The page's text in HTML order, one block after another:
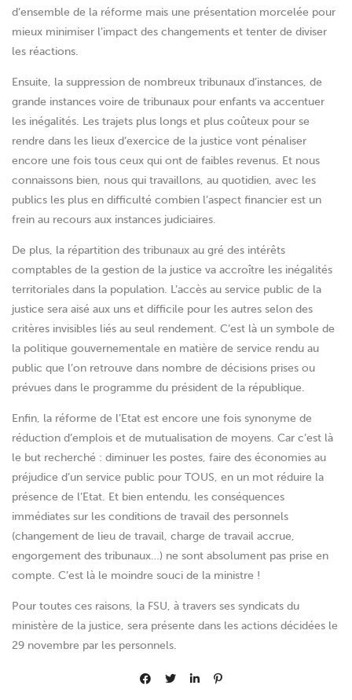
d’ensemble de la réforme mais une présentation morcelée pour
mieux minimiser l’impact des changements et tenter de diviser
les réactions.
Ensuite, la suppression de nombreux tribunaux d’instances, de
grande instances voire de tribunaux pour enfants va accentuer
les inégalités. Les trajets plus longs et plus coûteux pour se
rendre dans les lieux d’exercice de la justice vont pénaliser
encore une fois tous ceux qui ont de faibles revenus. Et nous
connaissons bien, nous qui travaillons, au quotidien, avec les
publics les plus en difficulté combien l’aspect financier est un
frein au recours aux instances judiciaires.
De plus, la répartition des tribunaux au gré des intérêts
comptables de la gestion de la justice va accroître les inégalités
territoriales dans la population. L’accès au service public de la
justice sera aisé aux uns et difficile pour les autres selon des
critères invisibles liés au seul rendement. C’est là un symbole de
la politique gouvernementale en matière de service rendu au
public que l’on retrouve dans nombre de décisions prises ou
prévues dans le programme du président de la république.
Enfin, la réforme de l’Etat est encore une fois synonyme de
réduction d’emplois et de mutualisation de moyens. Car c’est là
le but recherché : diminuer les postes, faire des économies au
préjudice d’un service public pour TOUS, en un mot réduire la
présence de l’Etat. Et bien entendu, les conséquences
immédiates sur les conditions de travail des personnels
(changement de lieu de travail, charge de travail accrue,
engorgement des tribunaux…) ne sont absolument pas prise en
compte. C’est là le moindre souci de la ministre !
Pour toutes ces raisons, la FSU, à travers ses syndicats du
ministère de la justice, sera présente dans les actions décidées le
29 novembre par les personnels.